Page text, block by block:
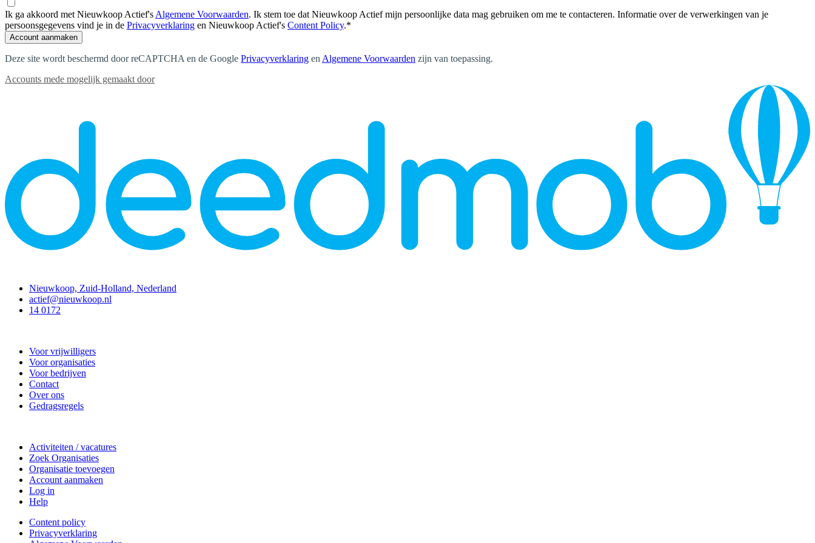
Ik ga akkoord met Nieuwkoop Actief's Algemene Voorwaarden. Ik stem toe dat Nieuwkoop Actief mijn persoonlijke data mag gebruiken om me te contacteren. Informatie over de verwerkingen van je
persoonsgegevens vind je in de Privacyverklaring en Nieuwkoop Actief's Content Policy.*
Account aanmaken
Deze site wordt beschermd door reCAPTCHA en de Google Privacyverklaring en Algemene Voorwaarden zijn van toepassing.
Accounts mede mogelijk gemaakt door
Nieuwkoop, Zuid-Holland, Nederland
actief@nieuwkoop.nl
14 0172
Voor vrijwilligers
Voor organisaties
Voor bedrijven
Contact
Over ons
Gedragsregels
Activiteiten / vacatures
Zoek Organisaties
Organisatie toevoegen
Account aanmaken
Log in
Help
Content policy
Privacyverklaring